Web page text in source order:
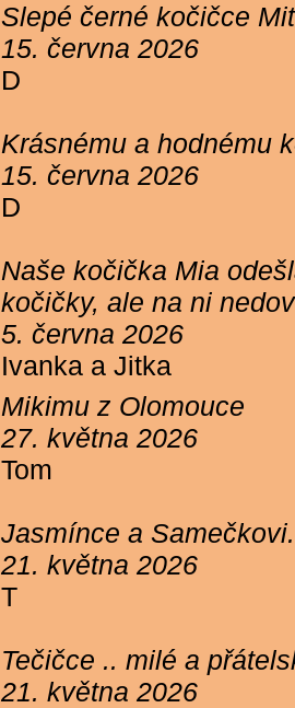
Slepé černé kočičce
15. června 2026
D
Krásnému a hodnému
15. června 2026
D
Naše kočička Mia
kočičky, ale na ni
5. června 2026
Ivanka a Jitka
Mikimu z Olomouce
27. května 2026
Tom
Jasmínce a
21. května 2026
T
Tečičce .. milé a
21. května 2026